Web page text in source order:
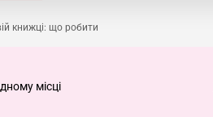
книжці: що робити
місці